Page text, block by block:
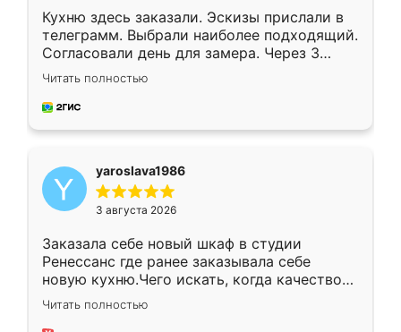
Кухню здесь заказали. Эскизы прислали в
телеграмм. Выбрали наиболее подходящий.
Согласовали день для замера. Через 3
недели кухня была уже готова. Остались
довольны работой. Спасибо Ренессанс
мебель за качественную работу!
Читать полностью
yaroslava1986
3 августа 2026
Заказала себе новый шкаф в студии
Ренессанс где ранее заказывала себе
новую кухню.Чего искать, когда качеством
вполне довольна. Служит кухня уже почти
два года, нареканий нет.
Читать полностью